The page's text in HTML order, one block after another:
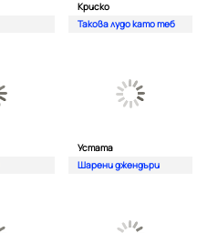
Криско
Такова лудо като теб
Устата
Шарени джендъри